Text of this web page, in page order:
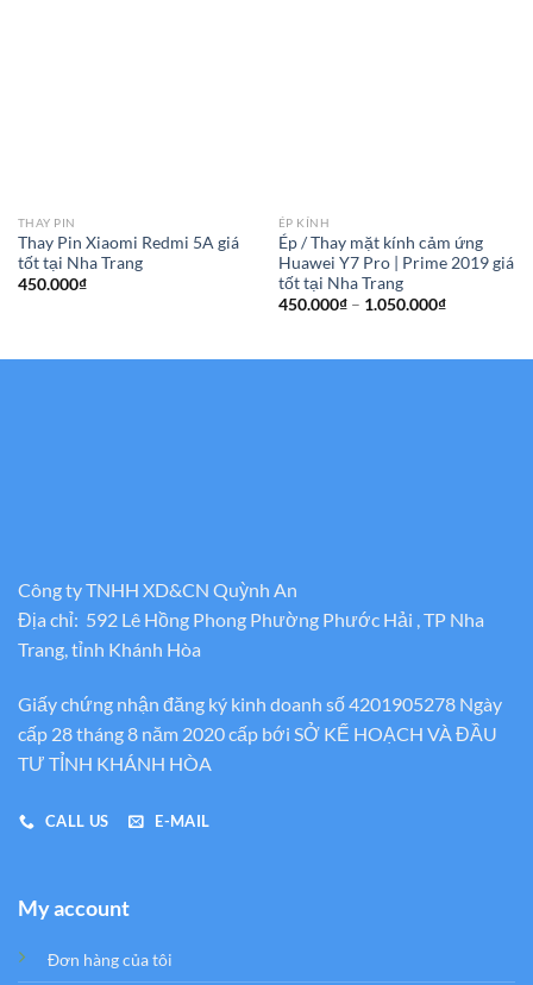
THAY PIN
Thay Pin Xiaomi Redmi 5A giá
tốt tại Nha Trang
450.000₫
ÉP KÍNH
Ép / Thay mặt kính cảm ứng
Huawei Y7 Pro | Prime 2019 giá
tốt tại Nha Trang
450.000₫ – 1.050.000₫Khoảng
đến
Công ty TNHH XD&CN Quỳnh An
Địa chỉ: 592 Lê Hồng Phong Phường Phước Hải , TP Nha
Trang, tỉnh Khánh Hòa
Giấy chứng nhận đăng ký kinh doanh số 4201905278 Ngày
cấp 28 tháng 8 năm 2020 cấp bới SỞ KẾ HOẠCH VÀ ĐẦU
TƯ TỈNH KHÁNH HÒA
CALL US E-MAIL
My account
Đơn hàng của tôi